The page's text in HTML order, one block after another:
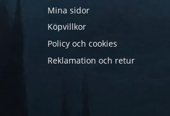
Mina sidor
Köpvillkor
Policy och cookies
Reklamation och retur